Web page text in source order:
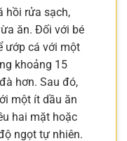
hồi rửa sạch,
ăn. Đối với bé
ướp cá với một
khoảng 15
hơn. Sau đó,
một ít dầu ăn
hai mặt hoặc
ngọt tự nhiên.